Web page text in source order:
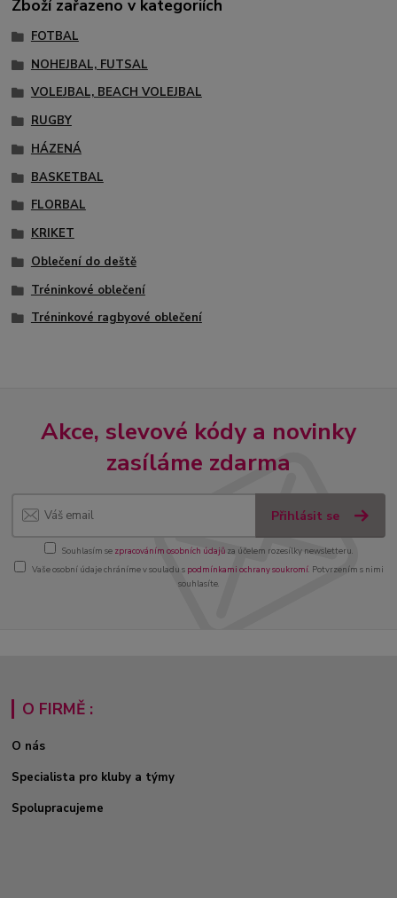
Zboží zařazeno v kategoriích
FOTBAL
NOHEJBAL, FUTSAL
VOLEJBAL, BEACH VOLEJBAL
RUGBY
HÁZENÁ
BASKETBAL
FLORBAL
KRIKET
Oblečení do deště
Tréninkové oblečení
Tréninkové ragbyové oblečení
Akce, slevové kódy a novinky
zasíláme zdarma
Přihlásit se
Souhlasím se zpracováním osobních údajůza účelem rozesílky newsletteru.
Vaše osobní údaje chráníme v souladu s podmínkami ochrany soukromí. Potvrzením s nimi
souhlasíte.
O FIRMĚ :
O nás
Specialista pro kluby a týmy
Spolupracujeme